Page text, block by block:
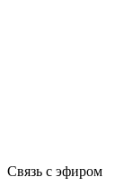
Связь с эфиром